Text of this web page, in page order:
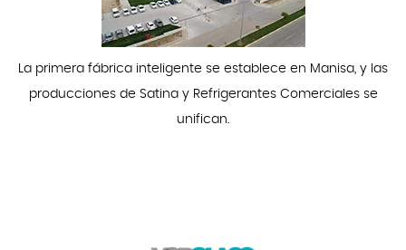
La primera fábrica inteligente se establece en Manisa, y las
producciones de Satina y Refrigerantes Comerciales se
unifican.